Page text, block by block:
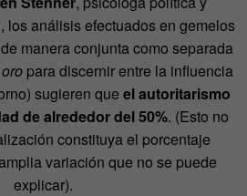
los análisis efectuados en gemelos
manera conjunta como separada
para discernir entre la influencia
sugieren que el autoritarismo
de alrededor del 50%. (Esto no
constituya el porcentaje
variación que no se puede
explicar).